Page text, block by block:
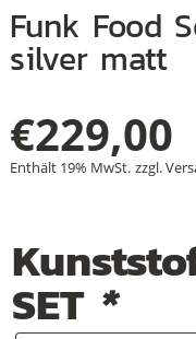
Funk Food Sopa Seca – C5
silver matt
€229,00
Enthält 19% MwSt. zzgl.
SET *
+
+
+